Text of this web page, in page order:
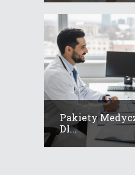
Pakiety
Dl...